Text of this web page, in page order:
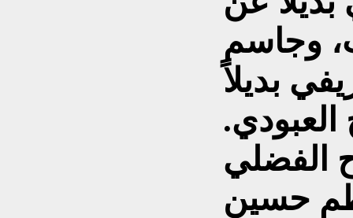
وجاسم
بديلاً
الفضلي
حسين